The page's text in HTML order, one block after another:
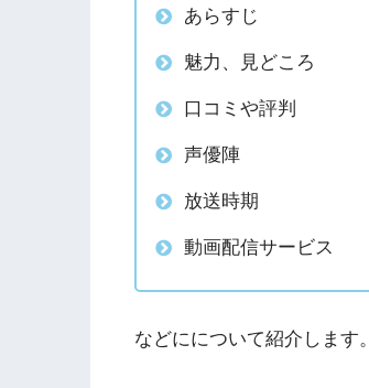
あらすじ
魅力、見どころ
口コミや評判
声優陣
放送時期
動画配信サービス
などにについて紹介します。